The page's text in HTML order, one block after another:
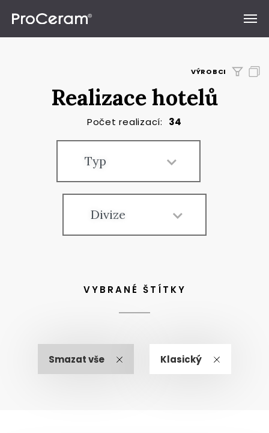
Realizace hotelů
Počet realizací: 34
Typ
Divize
VYBRANÉ ŠTÍTKY
Smazat vše Klasický
VÝROBCI